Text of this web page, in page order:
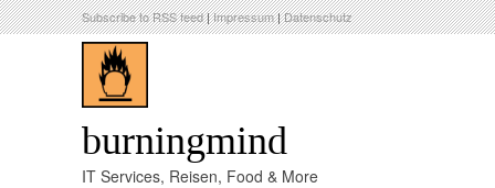
Subscribe to RSS feed|Impressum|Datenschutz
burningmind
IT Services, Reisen, Food & More